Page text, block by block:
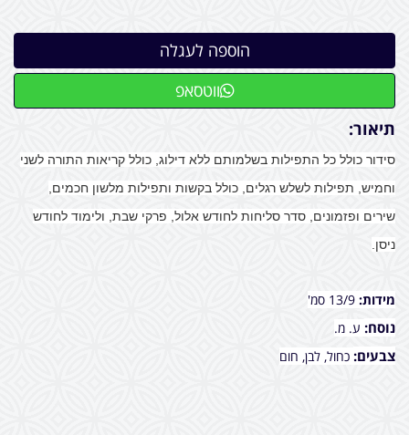
ווטסאפ
תיאור:
סידור כולל כל התפילות בשלמותם ללא דילוג, כולל קריאות התורה לשני
וחמיש, תפילות לשלש רגלים, כולל בקשות ותפילות מלשון חכמים,
שירים ופזמונים, סדר סליחות לחודש אלול, פרקי שבת, ולימוד לחודש
ניסן.
מידות:
נוסח: ע. מ.
צבעים: כחול, לבן, חום